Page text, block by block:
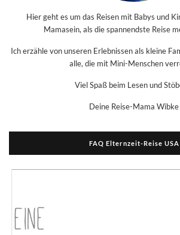
Hier geht es um das Reisen mit Babys und
Mamasein, als die spannendste Reise
Ich erzähle von unseren Erlebnissen als kleine
alle, die mit Mini-Menschen
Viel Spaß beim Lesen und
Deine Reise-Mama Wibke
FAQ Elternzeit-Reise USA